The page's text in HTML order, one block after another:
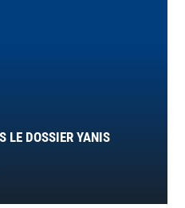
LE DOSSIER YANIS